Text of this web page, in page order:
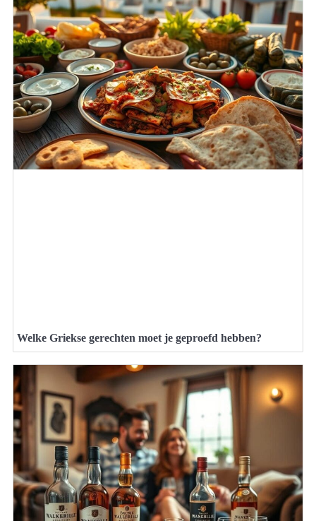
Welke Griekse gerechten moet je geproefd hebben?